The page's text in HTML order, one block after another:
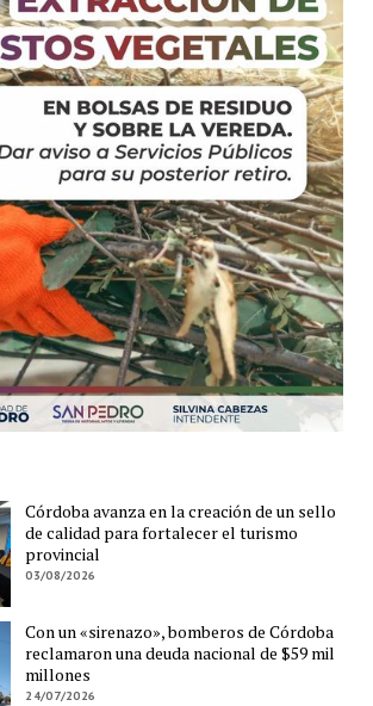
Córdoba avanza en la creación de un sello
de calidad para fortalecer el turismo
provincial
03/08/2026
Con un «sirenazo», bomberos de Córdoba
reclamaron una deuda nacional de $59 mil
millones
24/07/2026